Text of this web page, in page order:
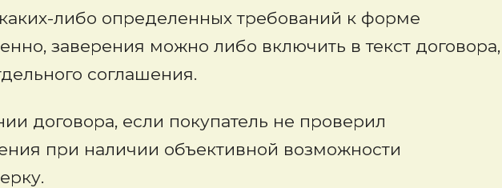
либо определенных требований к форме
заверения можно либо включить в текст договора,
соглашения.
договора, если покупатель не проверил
при наличии объективной возможности